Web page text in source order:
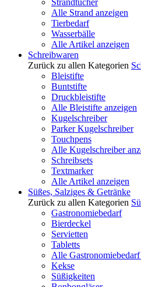
Strandtücher
Alle Strand anzeigen
Tierbedarf
Wasserbälle
Alle Artikel anzeigen
Schreibwaren
Zurück zu allen Kategorien
Bleistifte
Buntstifte
Druckbleistifte
Alle Bleistifte anzeigen
Kugelschreiber
Parker Kugelschreiber
Touchpens
Alle Kugelschreiber
Schreibsets
Textmarker
Alle Artikel anzeigen
Süßes, Salziges & Getränke
Zurück zu allen Kategorien
Gastronomiebedarf
Bierdeckel
Servietten
Tabletts
Alle Gastronomiebedarf
Kekse
Süßigkeiten